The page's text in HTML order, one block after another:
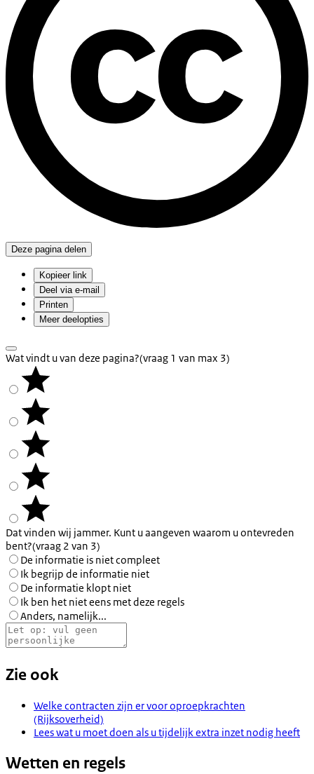
Deze pagina delen
Kopieer link
Deel via e-mail
Printen
Meer deelopties
Wat vindt u van deze pagina?(vraag 1 van max 3)
Dat vinden wij jammer. Kunt u aangeven waarom u ontevreden
bent?(vraag 2 van 3)
De informatie is niet compleet
Ik begrijp de informatie niet
De informatie klopt niet
Ik ben het niet eens met deze regels
Anders, namelijk...
Zie ook
Welke contracten zijn er voor oproepkrachten
(Rijksoverheid)
Lees wat u moet doen als u tijdelijk extra inzet nodig heeft
Wetten en regels